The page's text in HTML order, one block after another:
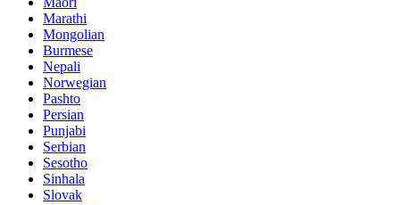
Marathi
Mongolian
Burmese
Nepali
Norwegian
Pashto
Persian
Punjabi
Serbian
Sesotho
Sinhala
Slovak